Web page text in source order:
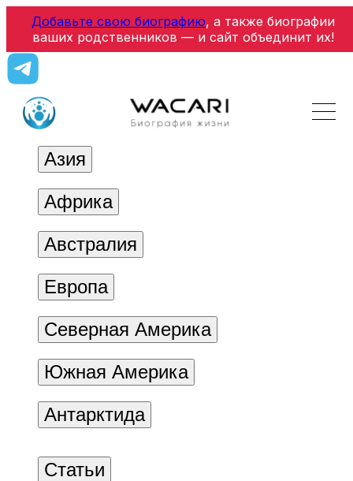
Добавьте свою биографию, а также биографии
ваших родственников — и сайт объединит их!
Азия
Африка
Австралия
Европа
Северная Америка
Южная Америка
Антарктида
Статьи